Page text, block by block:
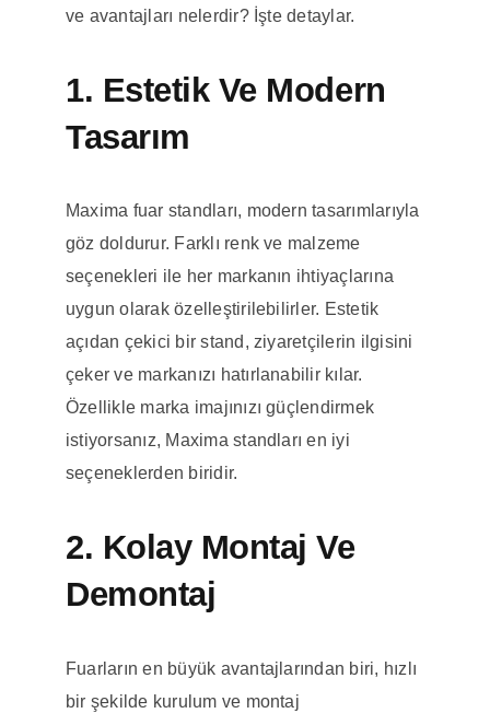
ve avantajları nelerdir? İşte detaylar.
1. Estetik Ve Modern
Tasarım
Maxima fuar standları, modern tasarımlarıyla
göz doldurur. Farklı renk ve malzeme
seçenekleri ile her markanın ihtiyaçlarına
uygun olarak özelleştirilebilirler. Estetik
açıdan çekici bir stand, ziyaretçilerin ilgisini
çeker ve markanızı hatırlanabilir kılar.
Özellikle marka imajınızı güçlendirmek
istiyorsanız, Maxima standları en iyi
seçeneklerden biridir.
2. Kolay Montaj Ve
Demontaj
Fuarların en büyük avantajlarından biri, hızlı
bir şekilde kurulum ve montaj